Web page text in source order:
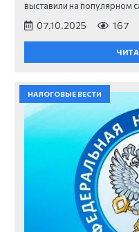
выставили на популярном
07.10.2025 167
НАЛОГОВЫЕ ВЕСТИ